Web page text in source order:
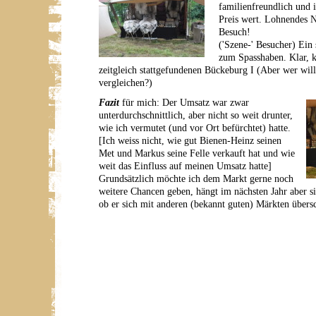
familienfreundlich und
Preis wert. Lohnendes
Besuch!
('Szene-' Besucher)
zum Spasshaben. Klar,
zeitgleich stattgefundenen Bückeburg I (Aber wer
vergleichen?)
Fazitfür mich: Der Umsatz war zwar
unterdurchschnittlich, aber nicht so weit drunter,
wie ich vermutet (und vor Ort befürchtet) hatte.
[Ich weiss nicht, wie gut Bienen-Heinz seinen
Met und Markus seine Felle verkauft hat und wie
weit das Einfluss auf meinen Umsatz hatte]
Grundsätzlich möchte ich dem Markt gerne noch
weitere Chancen geben, hängt im nächsten Jahr aber
ob er sich mit anderen (bekannt guten) Märkten